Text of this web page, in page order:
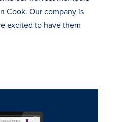
Cook. Our company is
excited to have them